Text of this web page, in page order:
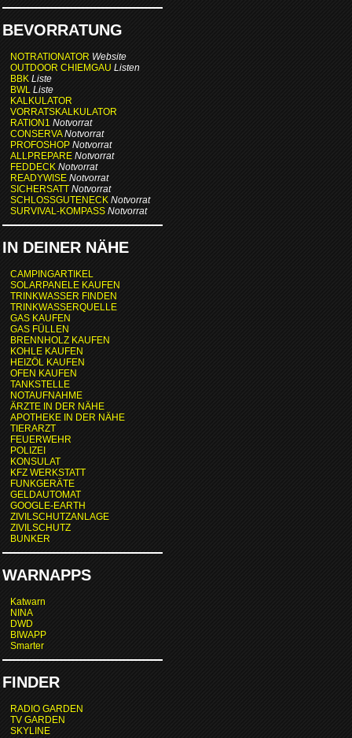
BEVORRATUNG
NOTRATIONATOR Website
OUTDOOR CHIEMGAU Listen
BBK Liste
BWL Liste
KALKULATOR
VORRATSKALKULATOR
RATION1 Notvorrat
CONSERVA Notvorrat
PROFOSHOP Notvorrat
ALLPREPARE Notvorrat
FEDDECK Notvorrat
READYWISE Notvorrat
SICHERSATT Notvorrat
SCHLOSSGUTENECK Notvorrat
SURVIVAL-KOMPASS Notvorrat
IN DEINER NÄHE
CAMPINGARTIKEL
SOLARPANELE KAUFEN
TRINKWASSER FINDEN
TRINKWASSERQUELLE
GAS KAUFEN
GAS FÜLLEN
BRENNHOLZ KAUFEN
KOHLE KAUFEN
HEIZÖL KAUFEN
OFEN KAUFEN
TANKSTELLE
NOTAUFNAHME
ÄRZTE IN DER NÄHE
APOTHEKE IN DER NÄHE
TIERARZT
FEUERWEHR
POLIZEI
KONSULAT
KFZ WERKSTATT
FUNKGERÄTE
GELDAUTOMAT
GOOGLE-EARTH
ZIVILSCHUTZANLAGE
ZIVILSCHUTZ
BUNKER
WARNAPPS
Katwarn
NINA
DWD
BIWAPP
Smarter
FINDER
RADIO GARDEN
TV GARDEN
SKYLINE